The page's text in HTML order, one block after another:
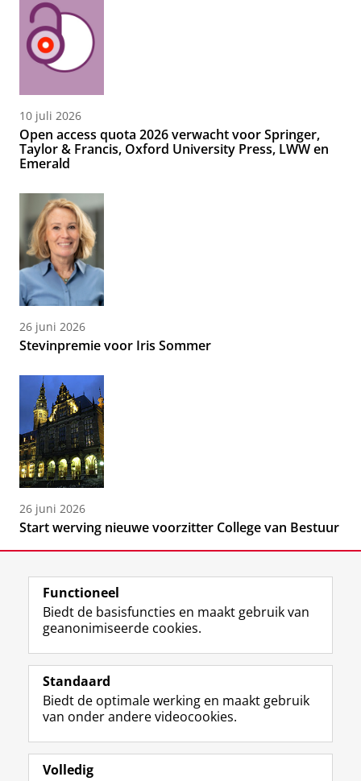
10 juli 2026
Open access quota 2026 verwacht voor Springer,
Taylor & Francis, Oxford University Press, LWW en
Emerald
26 juni 2026
Stevinpremie voor Iris Sommer
26 juni 2026
Start werving nieuwe voorzitter College van Bestuur
Volg de RUG
F
a
e
b
o
L
i
k
e
I
R
S
-
f
e
I
n
t
r
Y
o
T
e
Studiekiezers
Alumni
Functioneel
Biedt de basisfuncties en maakt gebruik van
geanonimiseerde cookies.
Standaard
Biedt de optimale werking en maakt gebruik
van onder andere videocookies.
Volledig